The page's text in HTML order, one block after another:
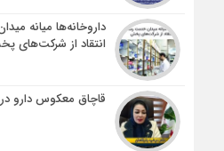
داروخانه‌ها میانه
انتقاد از شرکت‌های
قاچاق معکوس دارو